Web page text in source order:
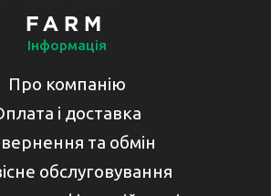
Інформація
Про компанію
і доставка
та обмін
обслуговування